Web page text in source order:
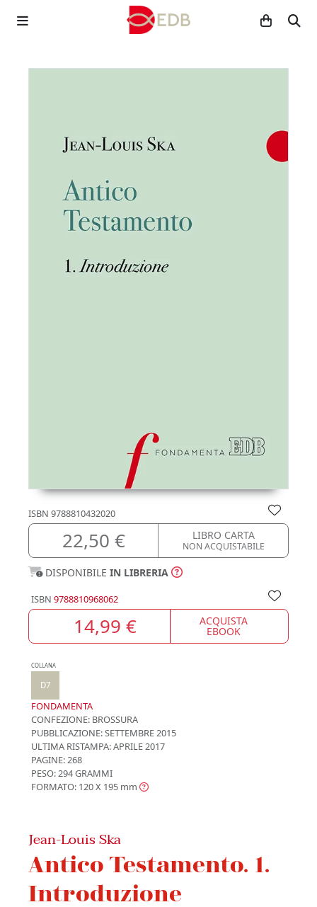
ISBN 9788810432020
22,50 € LIBRO CARTA
NON ACQUISTABILE
DISPONIBILE IN LIBRERIA
ISBN 9788810968062
14,99 € ACQUISTA
EBOOK
COLLANA
D7
FONDAMENTA
CONFEZIONE: BROSSURA
PUBBLICAZIONE:SETTEMBRE 2015
ULTIMA RISTAMPA:APRILE 2017
PAGINE: 268
PESO: 294 GRAMMI
FORMATO: 120 X 195 mm
Jean-Louis Ska
Antico Testamento. 1.
Introduzione